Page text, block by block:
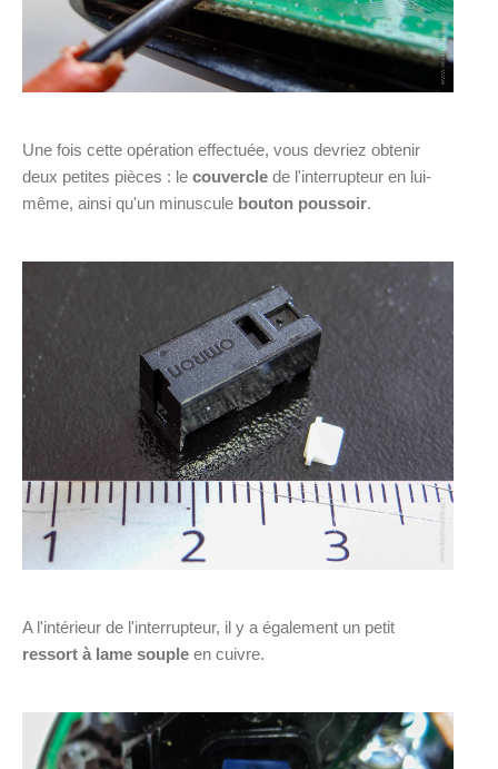
Une fois cette opération effectuée, vous devriez obtenir
deux petites pièces : le couvercle de l'interrupteur en lui-
même, ainsi qu'un minuscule bouton poussoir.
A l'intérieur de l'interrupteur, il y a également un petit
ressort à lame souple en cuivre.